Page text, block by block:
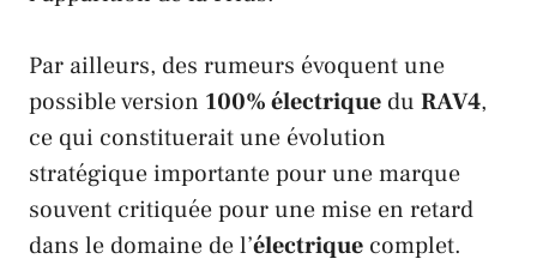
Par ailleurs, des rumeurs évoquent une
possible version 100% électrique du RAV4,
ce qui constituerait une évolution
stratégique importante pour une marque
souvent critiquée pour une mise en retard
dans le domaine de l’électrique complet.